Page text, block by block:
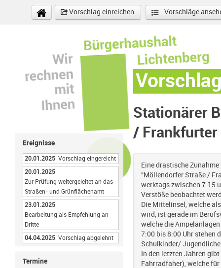
Direkt zum Inhalt
Vorschlag einreichen
Vorschläge
Ereignisse
20.01.2025 Vorschlag eingereicht
20.01.2025
Zur Prüfung weitergeleitet an das
Straßen- und Grünflächenamt
23.01.2025
Bearbeitung als Empfehlung an
Dritte
04.04.2025 Vorschlag abgelehnt
Termine
Stationärer
/ Frankfurter
Eine drastische
"Möllendorfer Straße /
werktags zwischen 7:15
Verstöße beobachtet
Die Mittelinsel, welche
wird, ist gerade im
welche die
7:00 bis 8:00 Uhr stehen
Schulkinder/
In den letzten Jahren
Fahrradfaher), welche